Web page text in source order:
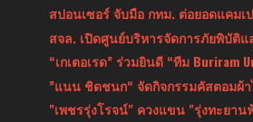
สปอนเซอร์ จับมือ กทม. ต่อยอดแคม
สจล. เปิดศูนย์บริหารจัดการภัยพิบัติ
“เกเตอเรด” ร่วมยินดี “ทีม Buriram
”แนน ชิดชนก“ จัดกิจกรรมคัสตอมผ้
"เพชรรุ่งโรจน์" ควงแขน "รุ่งทะยาน